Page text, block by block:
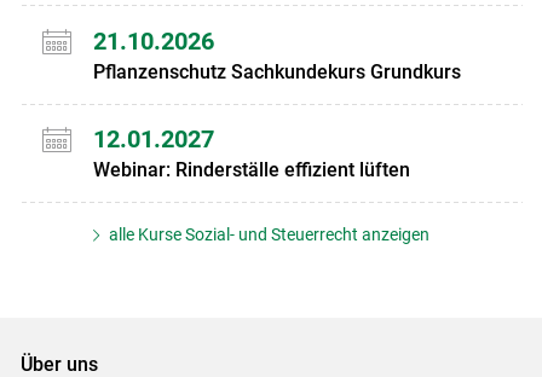
21.10.2026
Pflanzenschutz Sachkundekurs Grundkurs
12.01.2027
Webinar: Rinderställe effizient lüften
alle Kurse Sozial- und Steuerrecht anzeigen
Über uns